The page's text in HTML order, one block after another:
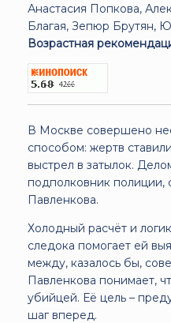
Анастасия Попкова,
Благая, Зепюр Брутян,
Возрастная
В Москве совершено
способом: жертв
выстрел в затылок.
подполковник полиции,
Павленкова.
Холодный расчёт и
следока помогает ей
между, казалось бы,
Павленкова понимает,
убийцей. Её цель –
шаг вперед.